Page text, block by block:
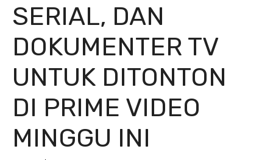
SERIAL, DAN
DOKUMENTER TV
UNTUK DITONTON
DI PRIME VIDEO
MINGGU INI